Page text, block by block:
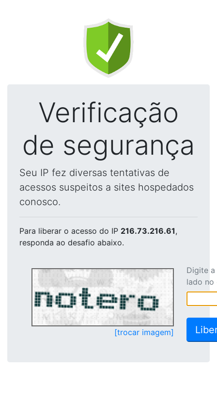
Verificação
de segurança
Seu IP fez diversas tentativas de
acessos suspeitos a sites hospedados
conosco.
Para liberar o acesso do IP 216.73.216.61,
responda ao desafio abaixo.
[trocar imagem]
Digite
lado no